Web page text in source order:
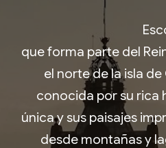
Escocia es
que forma parte del
el norte de la isla de
conocida por su rica
única y sus paisajes
desde montañas y